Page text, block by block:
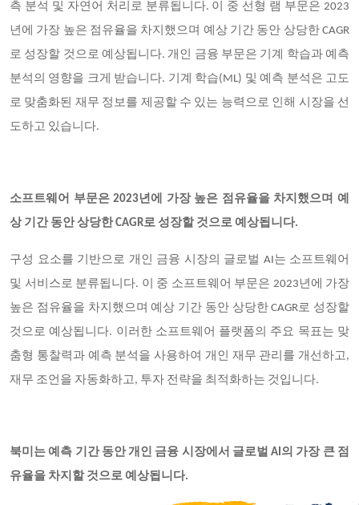
측 분석 및 자연어 처리로 분류됩니다. 이 중 선형 램 부문은 2023
년에 가장 높은 점유율을 차지했으며 예상 기간 동안 상당한 CAGR
로 성장할 것으로 예상됩니다. 개인 금융 부문은 기계 학습과 예측
분석의 영향을 크게 받습니다. 기계 학습(ML) 및 예측 분석은 고도
로 맞춤화된 재무 정보를 제공할 수 있는 능력으로 인해 시장을 선
도하고 있습니다.
소프트웨어 부문은 2023년에 가장 높은 점유율을 차지했으며 예
상 기간 동안 상당한 CAGR로 성장할 것으로 예상됩니다.
구성 요소를 기반으로 개인 금융 시장의 글로벌 AI는 소프트웨어
및 서비스로 분류됩니다. 이 중 소프트웨어 부문은 2023년에 가장
높은 점유율을 차지했으며 예상 기간 동안 상당한 CAGR로 성장할
것으로 예상됩니다. 이러한 소프트웨어 플랫폼의 주요 목표는 맞
춤형 통찰력과 예측 분석을 사용하여 개인 재무 관리를 개선하고,
재무 조언을 자동화하고, 투자 전략을 최적화하는 것입니다.
북미는 예측 기간 동안 개인 금융 시장에서 글로벌 AI의 가장 큰 점
유율을 차지할 것으로 예상됩니다.